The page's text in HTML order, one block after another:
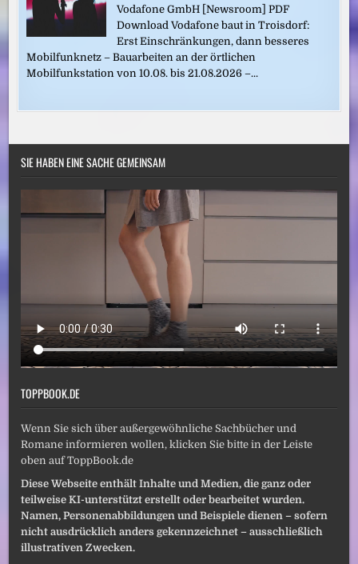
Vodafone GmbH [Newsroom] PDF
Download Vodafone baut in Troisdorf:
Erst Einschränkungen, dann besseres
Mobilfunknetz – Bauarbeiten an der örtlichen
Mobilfunkstation von 10.08. bis 21.08.2026 –...
SIE HABEN EINE SACHE GEMEINSAM
TOPPBOOK.DE
Wenn Sie sich über außergewöhnliche Sachbücher und
Romane informieren wollen, klicken Sie bitte in der Leiste
oben auf ToppBook.de
Diese Webseite enthält Inhalte und Medien, die ganz oder
teilweise KI-unterstützt erstellt oder bearbeitet wurden.
Namen, Personenabbildungen und Beispiele dienen – sofern
nicht ausdrücklich anders gekennzeichnet – ausschließlich
illustrativen Zwecken.